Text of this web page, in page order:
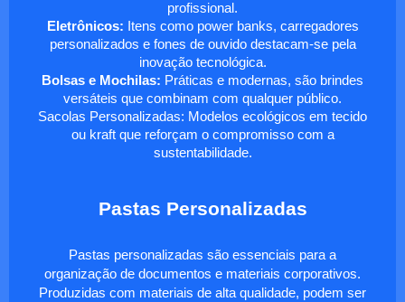
profissional.
Eletrônicos: Itens como power banks, carregadores
personalizados e fones de ouvido destacam-se pela
inovação tecnológica.
Bolsas e Mochilas: Práticas e modernas, são brindes
versáteis que combinam com qualquer público.
Sacolas Personalizadas: Modelos ecológicos em tecido
ou kraft que reforçam o compromisso com a
sustentabilidade.
Pastas Personalizadas
Pastas personalizadas são essenciais para a
organização de documentos e materiais corporativos.
Produzidas com materiais de alta qualidade, podem ser